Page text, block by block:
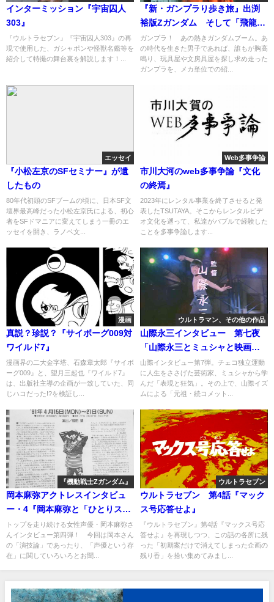
インターミッション『宇宙囚人
303』
『ウルトラセブン』『宇宙囚人303』の再
現で使用した、ガシャポンや怪獣名鑑等を
紹介して特撮の舞台裏を解説します！...
『新・ガンプラり歩き旅』出渕
裕版Zガンダム そして「飛龍」
マーキング その名はバウ！
ガンプラ！ あの熱きガンダムブーム。あ
の時代を生きた男子であれば、誰もが胸高
鳴り、玩具屋や文房具屋を探し求め走った
ガンプラを、メカ単位での紹...
エッセイ
『小松左京のSFセミナー』が遺
したもの
80年代初頭のSFブームの頃に、日本SF文
壇界最高峰だった小松左京氏による、初心
者をSFドマニアに変えてしまう一冊のエ
ッセイを開き、ラノベ文...
Web多事争論
市川大河のweb多事争論『文化
の終焉』
2023年にレンタル事業を終了させると発
表したTSUTAYA。そこからレンタルビデ
オ文化を遡って、私達がバブルで経験した
ことを多事争論します...
漫画
真説？珍説？『サイボーグ009対
ワイルド7』
漫画界の二大金字塔、石森章太郎『サイボ
ーグ009』と、望月三起也『ワイルド7』
は、出版社主導の企画が一致していた、同
じハコだった!?を検証し...
ウルトラマン、その他の作品
山際永三インタビュー 第七夜
「山際永三とミュシャと映画の
狂気と」
山際インタビュー第7弾。チェコ独立運動
に人生をささげた芸術家、ミュシャから学
んだ「表現と狂気」。その上で、山際イズ
ムによる「元祖・続コメット...
『機動戦士Zガンダム』
岡本麻弥アクトレスインタビュ
ー・4『岡本麻弥と「ひとりスペ
クタクル」とアニメ声優を超え
てと』
トップを走り続ける女性声優・岡本麻弥さ
んインタビュー第四弾！ 今回は岡本さん
の「演技論」であったり、「声優という存
在」に関していろいろとお聞...
ウルトラセブン
ウルトラセブン 第4話『マック
ス号応答せよ』
『ウルトラセブン』第4話『マックス号応
答せよ』を再現しつつ、この話の各所に残
った「初期案だけで消えてしまった企画の
残り香」を拾い集めてみまし...